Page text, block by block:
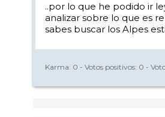
..por lo que he podido ir
analizar sobre lo que es
sabes buscar los Alpes
Karma: 0 - Votos positivos: 0 -